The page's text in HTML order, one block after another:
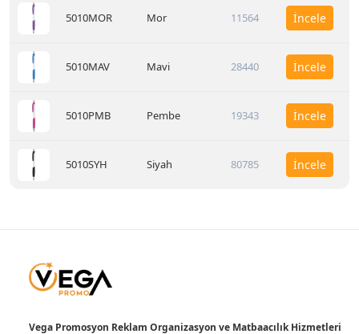
5010MOR Mor 11564 İncele
5010MAV Mavi 28440 İncele
5010PMB Pembe 19343 İncele
5010SYH Siyah 80785 İncele
Vega Promosyon Reklam Organizasyon ve Matbaacılık Hizmetleri